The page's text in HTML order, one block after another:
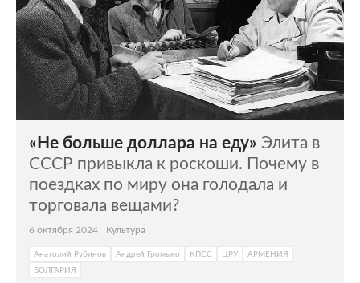
«Не больше доллара на еду» Элита в
СССР привыкла к роскоши. Почему в
поездках по миру она голодала и
торговала вещами?
6 октября 2024 Культура
Анатолий Рубинов Андрей Громыко КПСС ЦРУ
АРМЕНИЯ
БОЛГАРИЯ